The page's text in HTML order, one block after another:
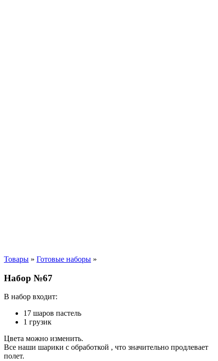
Товары » Готовые наборы »
Набор №67
В набор входит:
17 шаров пастель
1 грузик
Цвета можно изменить.
Все наши шарики с обработкой , что значительно продлевает
полет.